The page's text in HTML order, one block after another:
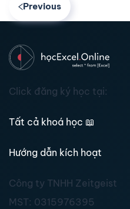
Previous
Click đăng ký học tại:
Tất cả khoá học 📖
Hướng dẫn kích hoạt
Công ty TNHH Zeitgeist
MST: 0315976395